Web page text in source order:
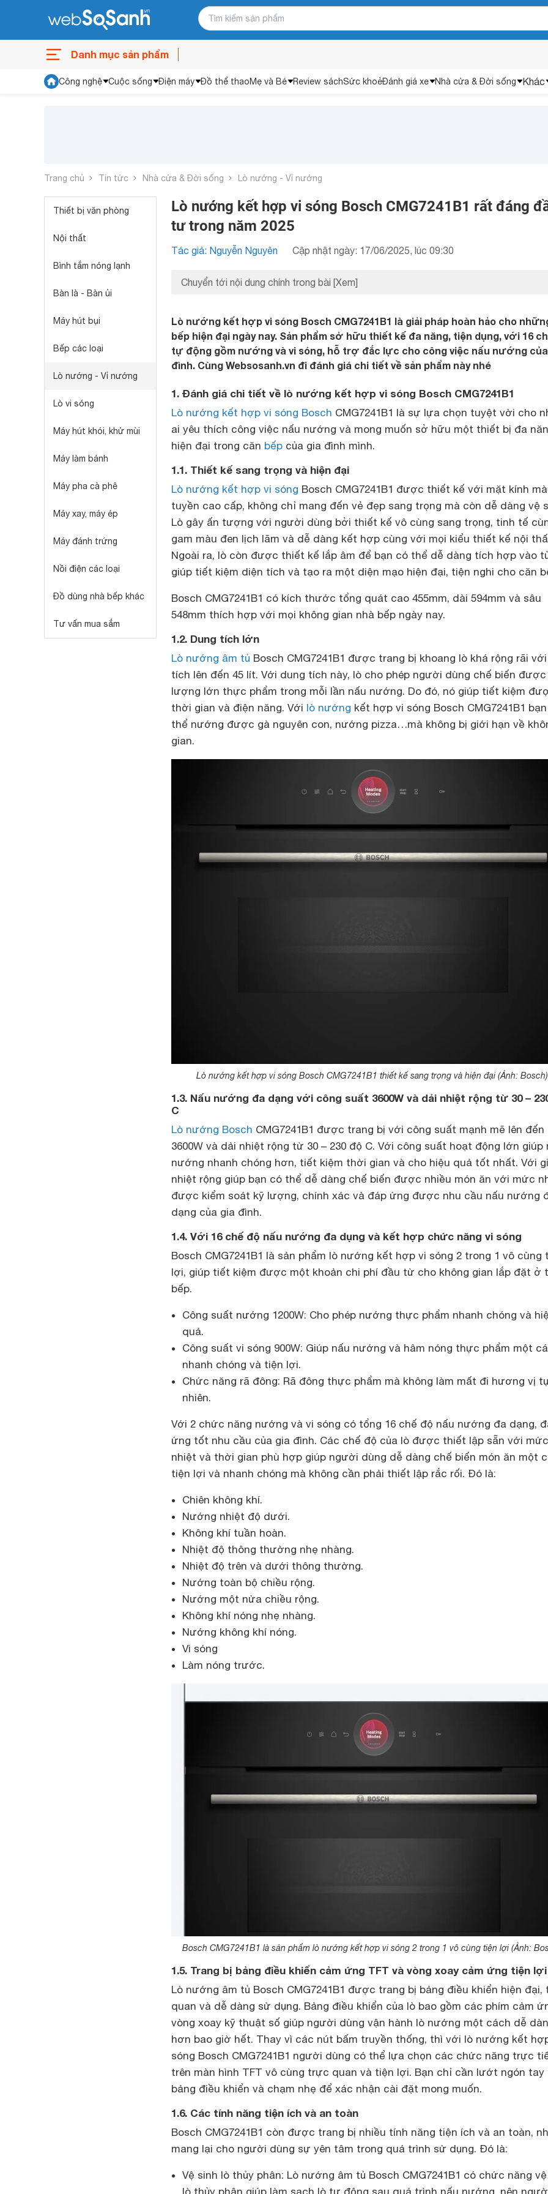
Danh mục sản phẩm
Công nghệ Cuộc sống Điện máy Đồ thể thaoMẹ và Bé Review sáchSức khoẻĐánh giá xe Nhà cửa & Đời sống Khác
Trang chủ Tin tức Nhà cửa & Đời sống Lò nướng - Vỉ nướng
Thiết bị văn phòng
Nội thất
Bình tắm nóng lạnh
Bàn là - Bàn ủi
Máy hút bụi
Bếp các loại
Lò nướng - Vỉ nướng
Lò vi sóng
Máy hút khói, khử mùi
Máy làm bánh
Máy pha cà phê
Máy xay, máy ép
Máy đánh trứng
Nồi điện các loại
Đồ dùng nhà bếp khác
Tư vấn mua sắm
Lò nướng kết hợp vi sóng Bosch CMG7241B1 rất đáng
tư trong năm 2025
Tác giả: Nguyễn Nguyên Cập nhật ngày: 17/06/2025, lúc 09:30
Chuyển tới nội dung chính trong bài [Xem]
Lò nướng kết hợp vi sóng Bosch CMG7241B1 là giải pháp hoàn hảo cho
bếp hiện đại ngày nay. Sản phẩm sở hữu thiết kế đa năng, tiện dụng, với 16
tự động gồm nướng và vi sóng, hỗ trợ đắc lực cho công việc nấu nướng
đình. Cùng Websosanh.vn đi đánh giá chi tiết về sản phẩm này nhé
1. Đánh giá chi tiết về lò nướng kết hợp vi sóng Bosch CMG7241B1
Lò nướng kết hợp vi sóng Bosch CMG7241B1 là sự lựa chọn tuyệt vời cho
ai yêu thích công việc nấu nướng và mong muốn sở hữu một thiết bị đa
hiện đại trong căn bếp của gia đình mình.
1.1. Thiết kế sang trọng và hiện đại
Lò nướng kết hợp vi sóng Bosch CMG7241B1 được thiết kế với mặt kính
tuyền cao cấp, không chỉ mang đến vẻ đẹp sang trọng mà còn dễ dàng vệ
Lò gây ấn tượng với người dùng bởi thiết kế vô cùng sang trọng, tinh tế
gam màu đen lịch lãm và dễ dàng kết hợp cùng với mọi kiểu thiết kế nội
Ngoài ra, lò còn được thiết kế lắp âm để bạn có thể dễ dàng tích hợp vào
giúp tiết kiệm diện tích và tạo ra một diện mạo hiện đại, tiện nghi cho căn
Bosch CMG7241B1 có kích thước tổng quát cao 455mm, dài 594mm và sâu
548mm thích hợp với mọi không gian nhà bếp ngày nay.
1.2. Dung tích lớn
Lò nướng âm tủ Bosch CMG7241B1 được trang bị khoang lò khá rộng rãi
tích lên đến 45 lít. Với dung tích này, lò cho phép người dùng chế biến
lượng lớn thực phẩm trong mỗi lần nấu nướng. Do đó, nó giúp tiết kiệm
thời gian và điện năng. Với lò nướng kết hợp vi sóng Bosch CMG7241B1
thể nướng được gà nguyên con, nướng pizza…mà không bị giới hạn về
gian.
Lò nướng kết hợp vi sóng Bosch CMG7241B1 thiết kế sang trọng và hiện đại (Ảnh:
1.3. Nấu nướng đa dạng với công suất 3600W và dải nhiệt rộng từ 30 –
C
Lò nướng Bosch CMG7241B1 được trang bị với công suất mạnh mẽ lên đến
3600W và dải nhiệt rộng từ 30 – 230 độ C. Với công suất hoạt động lớn giúp
nướng nhanh chóng hơn, tiết kiệm thời gian và cho hiệu quả tốt nhất. Với
nhiệt rộng giúp bạn có thể dễ dàng chế biến được nhiều món ăn với mức
được kiểm soát kỹ lượng, chính xác và đáp ứng được nhu cầu nấu nướng
dạng của gia đình.
1.4. Với 16 chế độ nấu nướng đa dụng và kết hợp chức năng vi sóng
Bosch CMG7241B1 là sản phẩm lò nướng kết hợp vi sóng 2 trong 1 vô cùng
lợi, giúp tiết kiệm được một khoản chi phí đầu từ cho không gian lắp đặt ở
bếp.
Công suất nướng 1200W: Cho phép nướng thực phẩm nhanh chóng và
quả.
Công suất vi sóng 900W: Giúp nấu nướng và hâm nóng thực phẩm một
nhanh chóng và tiện lợi.
Chức năng rã đông: Rã đông thực phẩm mà không làm mất đi hương vị
nhiên.
Với 2 chức năng nướng và vi sóng có tổng 16 chế độ nấu nướng đa dạng,
ứng tốt nhu cầu của gia đình. Các chế độ của lò được thiết lập sẵn với mức
nhiệt và thời gian phù hợp giúp người dùng dễ dàng chế biến món ăn một
tiện lợi và nhanh chóng mà không cần phải thiết lập rắc rối. Đó là:
Chiên không khí.
Nướng nhiệt độ dưới.
Không khí tuần hoàn.
Nhiệt độ thông thường nhẹ nhàng.
Nhiệt độ trên và dưới thông thường.
Nướng toàn bộ chiều rộng.
Nướng một nửa chiều rộng.
Không khí nóng nhẹ nhàng.
Nướng không khí nóng.
Vi sóng
Làm nóng trước.
Bosch CMG7241B1 là sản phẩm lò nướng kết hợp vi sóng 2 trong 1 vô cùng tiện lợi (Ảnh:
1.5. Trang bị bảng điều khiển cảm ứng TFT và vòng xoay cảm ứng tiện lợi
Lò nướng âm tủ Bosch CMG7241B1 được trang bị bảng điều khiển hiện đại,
quan và dễ dàng sử dụng. Bảng điều khiển của lò bao gồm các phím cảm
vòng xoay kỹ thuật số giúp người dùng vận hành lò nướng một cách dễ
hơn bao giờ hết. Thay vì các nút bấm truyền thống, thì với lò nướng kết
sóng Bosch CMG7241B1 người dùng có thể lựa chọn các chức năng trực
trên màn hình TFT vô cùng trực quan và tiện lợi. Bạn chỉ cần lướt ngón tay
bảng điều khiển và chạm nhẹ để xác nhận cài đặt mong muốn.
1.6. Các tính năng tiện ích và an toàn
Bosch CMG7241B1 còn được trang bị nhiều tính năng tiện ích và an toàn,
mang lại cho người dùng sự yên tâm trong quá trình sử dụng. Đó là:
Vệ sinh lò thủy phân: Lò nướng âm tủ Bosch CMG7241B1 có chức năng
lò thủy phân giúp làm sạch lò tự động sau quá trình nấu nướng, nên